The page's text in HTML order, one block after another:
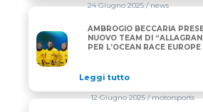
AMBROGIO BECCARIA
24 Giugno 2025/ news
AMBROGIO BECCARIA
NUOVO TEAM DI
PER L’OCEAN RACE EUROPE
Leggi tutto
12 Giugno 2025/ motorsports